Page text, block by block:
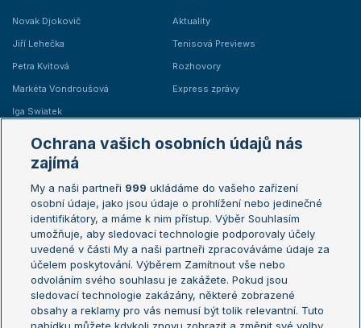
Novak Djokovič
Jiří Lehečka
Petra Kvitová
Markéta Vondroušová
Iga Swiatek
Aktuality
Tenisová Previews
Rozhovory
Express zprávy
Žebříčky
Žebříček ATP (muži)
Žebříček WTA (ženy)
Sázkařský žebříček
Australian Open
French Open
Wimbledon
US Open
Turnaj mistrů
Turnaj mistryň
Ochrana vašich osobních údajů nás
zajímá
My a naši partneři 999 ukládáme do vašeho zařízení
osobní údaje, jako jsou údaje o prohlížení nebo jedinečné
identifikátory, a máme k nim přístup. Výběr Souhlasím
umožňuje, aby sledovací technologie podporovaly účely
uvedené v části My a naši partneři zpracováváme údaje za
účelem poskytování. Výběrem Zamítnout vše nebo
odvoláním svého souhlasu je zakážete. Pokud jsou
sledovací technologie zakázány, některé zobrazené
obsahy a reklamy pro vás nemusí být tolik relevantní. Tuto